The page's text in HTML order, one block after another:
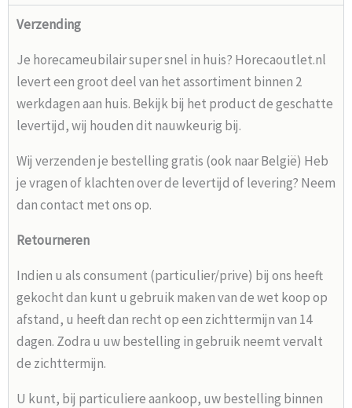
Verzending
Je horecameubilair super snel in huis? Horecaoutlet.nl
levert een groot deel van het assortiment binnen 2
werkdagen aan huis. Bekijk bij het product de geschatte
levertijd, wij houden dit nauwkeurig bij.
Wij verzenden je bestelling gratis (ook naar België) Heb
je vragen of klachten over de levertijd of levering? Neem
dan contact met ons op.
Retourneren
Indien u als consument (particulier/prive) bij ons heeft
gekocht dan kunt u gebruik maken van de wet koop op
afstand, u heeft dan recht op een zichttermijn van 14
dagen. Zodra u uw bestelling in gebruik neemt vervalt
de zichttermijn.
U kunt, bij particuliere aankoop, uw bestelling binnen